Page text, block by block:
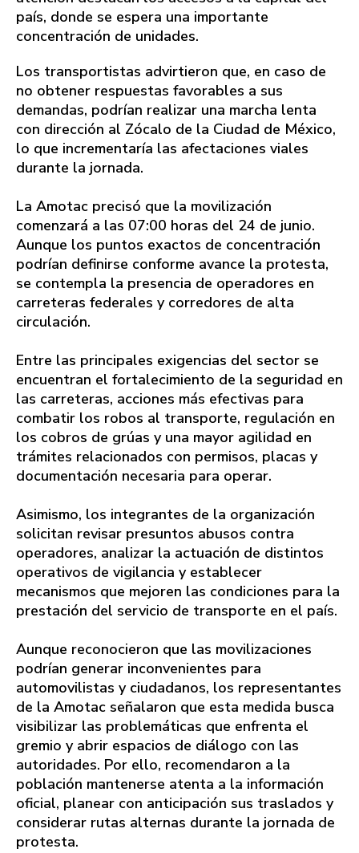
país, donde se espera una importante
concentración de unidades.
Los transportistas advirtieron que, en caso de
no obtener respuestas favorables a sus
demandas, podrían realizar una marcha lenta
con dirección al Zócalo de la Ciudad de México,
lo que incrementaría las afectaciones viales
durante la jornada.
La Amotac precisó que la movilización
comenzará a las 07:00 horas del 24 de junio.
Aunque los puntos exactos de concentración
podrían definirse conforme avance la protesta,
se contempla la presencia de operadores en
carreteras federales y corredores de alta
circulación.
Entre las principales exigencias del sector se
encuentran el fortalecimiento de la seguridad en
las carreteras, acciones más efectivas para
combatir los robos al transporte, regulación en
los cobros de grúas y una mayor agilidad en
trámites relacionados con permisos, placas y
documentación necesaria para operar.
Asimismo, los integrantes de la organización
solicitan revisar presuntos abusos contra
operadores, analizar la actuación de distintos
operativos de vigilancia y establecer
mecanismos que mejoren las condiciones para la
prestación del servicio de transporte en el país.
Aunque reconocieron que las movilizaciones
podrían generar inconvenientes para
automovilistas y ciudadanos, los representantes
de la Amotac señalaron que esta medida busca
visibilizar las problemáticas que enfrenta el
gremio y abrir espacios de diálogo con las
autoridades. Por ello, recomendaron a la
población mantenerse atenta a la información
oficial, planear con anticipación sus traslados y
considerar rutas alternas durante la jornada de
protesta.